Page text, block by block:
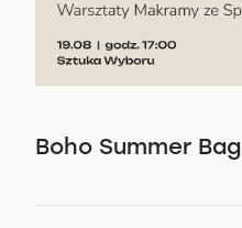
Boho Summer Bag